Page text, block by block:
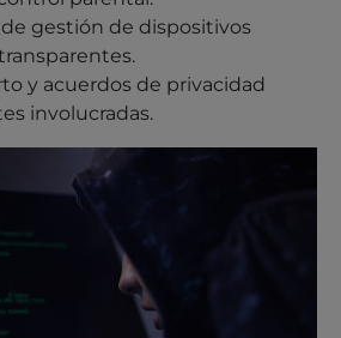
gestión de dispositivos
y acuerdos de privacidad
involucradas.